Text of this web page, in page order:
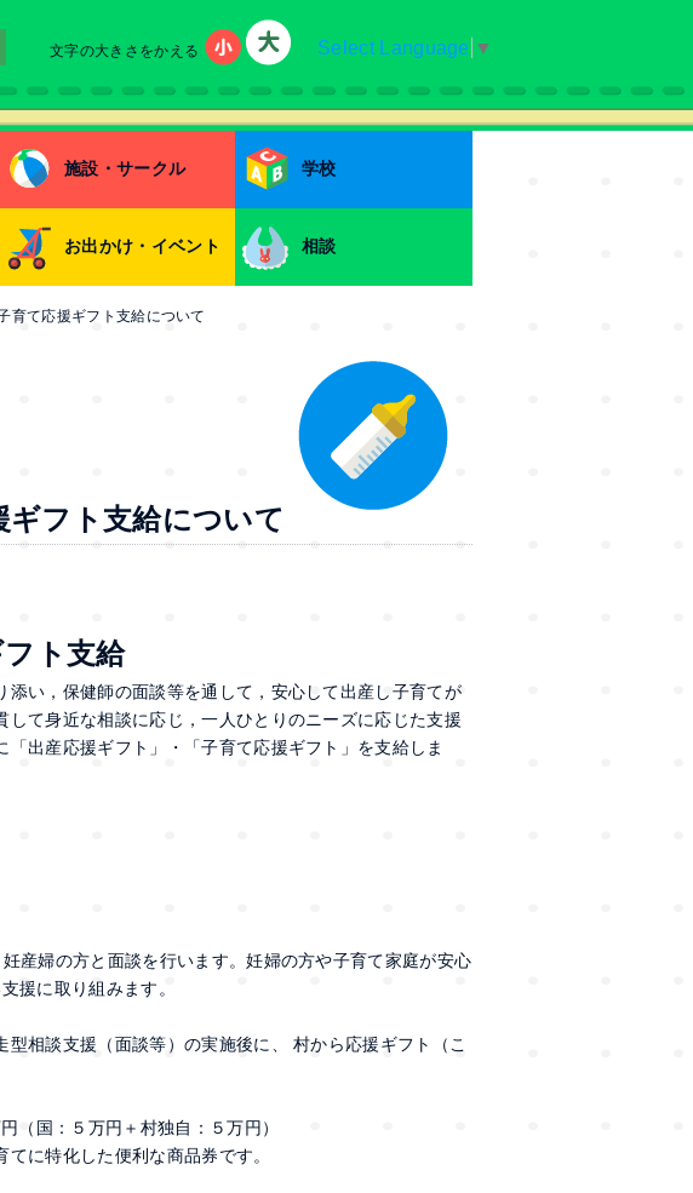
文字の大きさをかえる
Select Language ▼
施設・サークル 学校
お出かけ・イベント 相談
育て応援ギフト支給について
ギフト支給について
ト支給
い，保健師の面談等を通して，安心して出産し子育てが
て身近な相談に応じ，一人ひとりのニーズに応じた支援
出産応援ギフト」・「子育て応援ギフト」を支給しま
産婦の方と面談を行います。妊婦の方や子育て家庭が安心
援に取り組みます。
相談支援（面談等）の実施後に、 村から応援ギフト（こ
国：５万円＋村独自：５万円）
に特化した便利な商品券です。